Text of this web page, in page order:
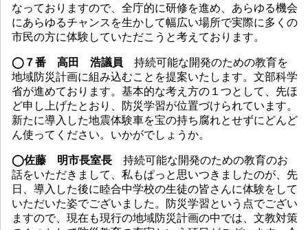
なっておりますので、全庁的に研修を進め、あらゆる機会
にあらゆるチャンスを生かして幅広い場所で実際に多くの
市民の方に体験していただこうと考えております。
◯７番 高田 浩議員 持続可能な開発のための教育を
地域防災計画に組み込むことを提案いたします。文部科学
省が進めております。基本的な考え方の１つとして、先ほ
ど申し上げたとおり、防災学習が位置づけられています。
新たに導入した地震体験車を宝の持ち腐れとせずにどんど
ん使ってください。いかがでしょうか。
◯佐藤 明市長室長 持続可能な開発のための教育のお
話をいただきまして、私もぱっと思いつきましたのが、先
日、導入した後に睦合中学校の生徒の皆さんに体験をして
いただいた姿でございました。防災学習という点でござい
ますので、現在も現行の地域防災計画の中では、文教対策